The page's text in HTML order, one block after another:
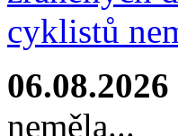
06.08.2026
neměla...